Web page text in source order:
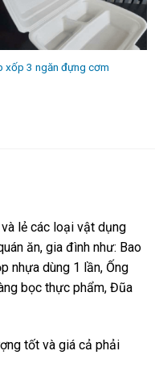
xốp 3 ngăn đựng cơm
lẻ các loại vật dụng
ăn, gia đình như: Bao
nhựa dùng 1 lần, Ống
bọc thực phẩm, Đũa
tốt và giá cả phải